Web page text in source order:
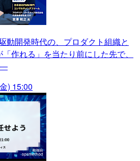
動開発時代の、プロダクト組織と
作れる」を当たり前にした先で、
―
) 15:00